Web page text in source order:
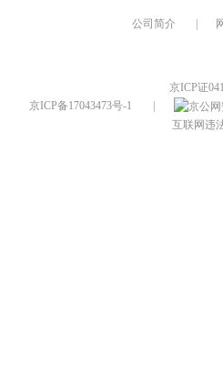
公司简介
京ICP证
京ICP备17043473号-1
互联网违